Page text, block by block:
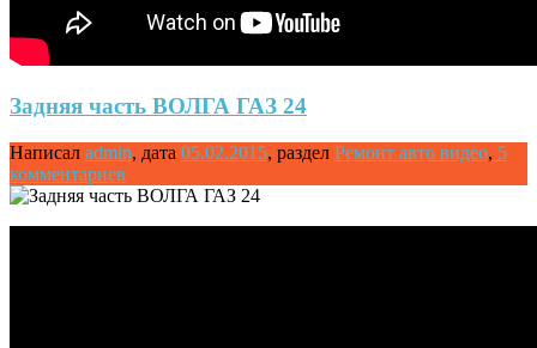
Задняя часть ВОЛГА ГАЗ 24
Написал admin, дата 05.02.2015, раздел Ремонт авто видео, 5
комментариев